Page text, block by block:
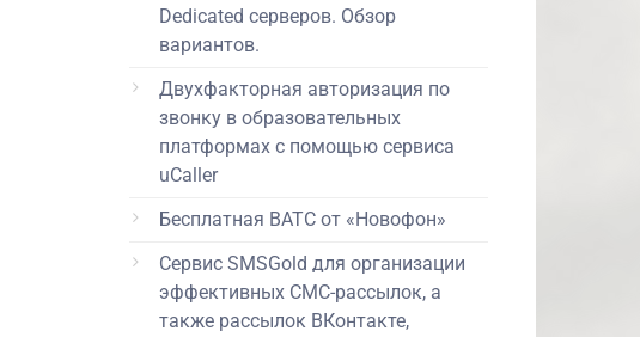
Dedicated серверов. Обзор
вариантов.
Двухфакторная авторизация по
звонку в образовательных
платформах с помощью сервиса
uCaller
Бесплатная ВАТС от «Новофон»
Сервис SMSGold для организации
эффективных СМС-рассылок, а
также рассылок ВКонтакте,